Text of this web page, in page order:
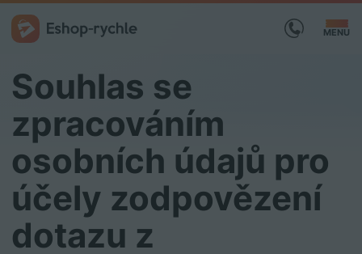
MENU
Souhlas se
zpracováním
osobních údajů pro
účely zodpovězení
dotazu z